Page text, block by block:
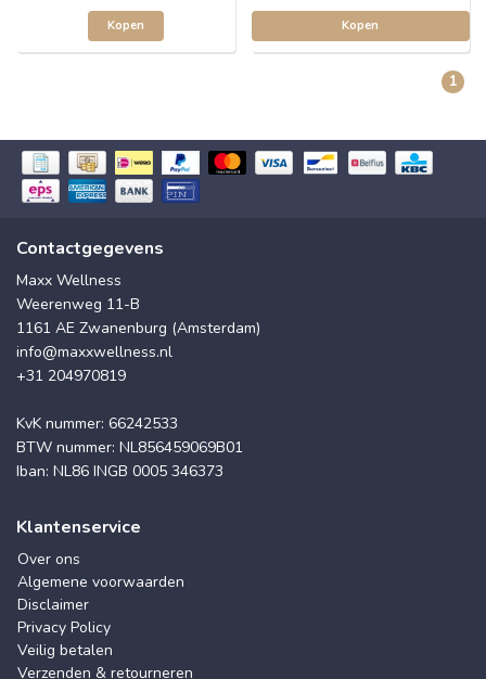
Kopen Kopen
1
Contactgegevens
Maxx Wellness
Weerenweg 11-B
1161 AE Zwanenburg (Amsterdam)
info@maxxwellness.nl
+31 204970819
KvK nummer: 66242533
BTW nummer: NL856459069B01
Iban: NL86 INGB 0005 346373
Klantenservice
Over ons
Algemene voorwaarden
Disclaimer
Privacy Policy
Veilig betalen
Verzenden & retourneren